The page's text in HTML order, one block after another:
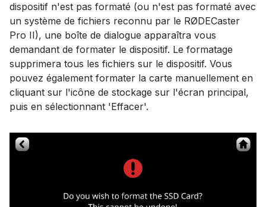
dispositif n'est pas formaté (ou n'est pas formaté avec
un système de fichiers reconnu par le RØDECaster
Pro II), une boîte de dialogue apparaîtra vous
demandant de formater le dispositif. Le formatage
supprimera tous les fichiers sur le dispositif. Vous
pouvez également formater la carte manuellement en
cliquant sur l'icône de stockage sur l'écran principal,
puis en sélectionnant 'Effacer'.